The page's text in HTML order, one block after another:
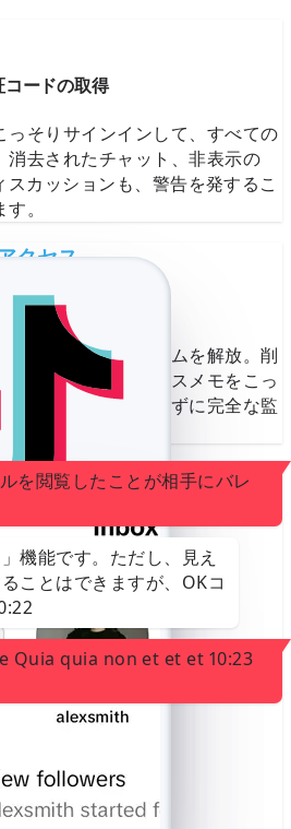
ードの取得
っそりサインインして、すべての
消去されたチャット、非表示の
カッションも、警告を発するこ
。
764676
1234-
中です。番号が間
クセス
全会話の取得
、機密チャットルームを解放。削
アファイル、ボイスメモをこっ
通知を一切発動させずに完全な監
を閲覧したことが相手にバレ
機能です。ただし、見え
ことはできますが、OKコ
Quia quia non et et et 10:23
能な範囲で復元